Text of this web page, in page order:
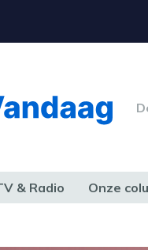
& Radio Onze